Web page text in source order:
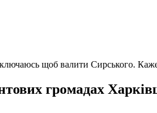
щоб валити Сирського.
громадах